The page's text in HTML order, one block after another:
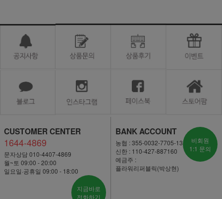
CUSTOMER CENTER
1644-4869
문자상담 010-4407-4869
월~토 09:00 - 20:00
일요일·공휴일 09:00 - 18:00
지금바로
전화하기
BANK ACCOUNT
농협 : 355-0032-7705-13
신한 : 110-427-887160
예금주 :
플라워리퍼블릭(박상현)
비회원
1:1 문의